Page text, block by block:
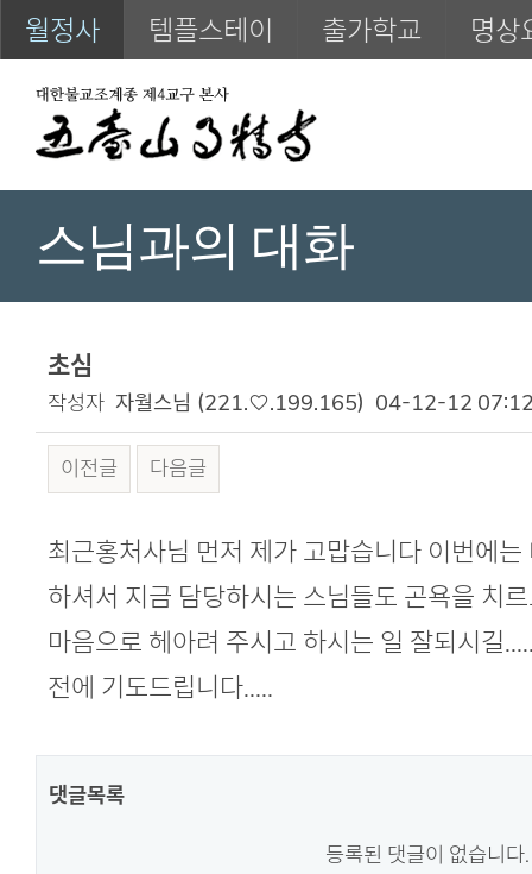
월정사 템플스테이 출가학교 명상
스님과의 대화
초심
작성자 자월스님 (221.♡.199.165) 04-12-12
이전글 다음글
본문
최근홍처사님 먼저 제가 고맙습니다 이번에
하셔서 지금 담당하시는 스님들도 곤욕을 치
마음으로 헤아려 주시고 하시는 일 잘되시길
전에 기도드립니다.....
댓글목록
등록된 댓글이 없습니다.